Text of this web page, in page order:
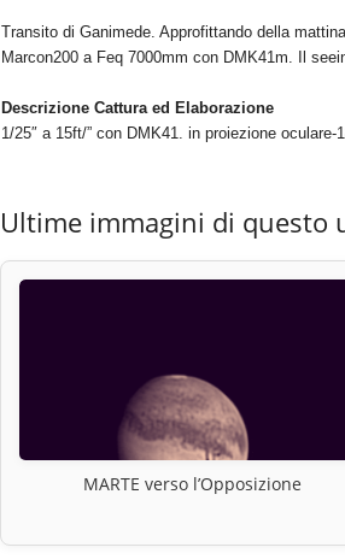
Transito di Ganimede. Approfittando della
Marcon200 a Feq 7000mm con DMK41m. Il
Descrizione Cattura ed Elaborazione
1/25″ a 15ft/” con DMK41. in proiezione
Ultime immagini di questo
MARTE verso l’Opposizione